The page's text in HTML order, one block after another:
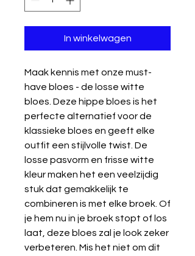
In winkelwagen
Maak kennis met onze must-
have bloes - de losse witte
bloes. Deze hippe bloes is het
perfecte alternatief voor de
klassieke bloes en geeft elke
outfit een stijlvolle twist. De
losse pasvorm en frisse witte
kleur maken het een veelzijdig
stuk dat gemakkelijk te
combineren is met elke broek. Of
je hem nu in je broek stopt of los
laat, deze bloes zal je look zeker
verbeteren. Mis het niet om dit